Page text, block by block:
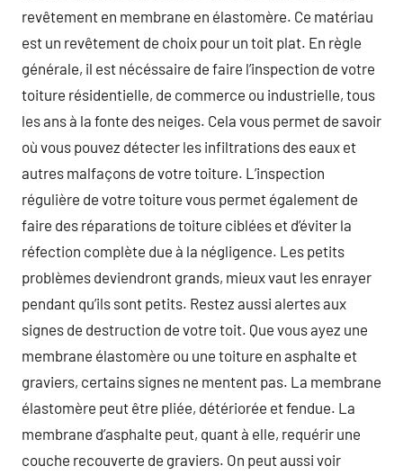
revêtement en membrane en élastomère. Ce matériau
est un revêtement de choix pour un toit plat. En règle
générale, il est nécéssaire de faire l’inspection de votre
toiture résidentielle, de commerce ou industrielle, tous
les ans à la fonte des neiges. Cela vous permet de savoir
où vous pouvez détecter les infiltrations des eaux et
autres malfaçons de votre toiture. L’inspection
régulière de votre toiture vous permet également de
faire des réparations de toiture ciblées et d’éviter la
réfection complète due à la négligence. Les petits
problèmes deviendront grands, mieux vaut les enrayer
pendant qu’ils sont petits. Restez aussi alertes aux
signes de destruction de votre toit. Que vous ayez une
membrane élastomère ou une toiture en asphalte et
graviers, certains signes ne mentent pas. La membrane
élastomère peut être pliée, détériorée et fendue. La
membrane d’asphalte peut, quant à elle, requérir une
couche recouverte de graviers. On peut aussi voir